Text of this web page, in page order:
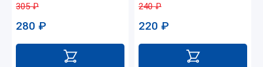
305₽
280 ₽
240₽
220 ₽